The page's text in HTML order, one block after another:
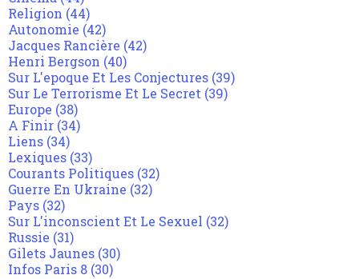
Religion (44)
Autonomie (42)
Jacques Rancière (42)
Henri Bergson (40)
Sur L'epoque Et Les Conjectures (39)
Sur Le Terrorisme Et Le Secret (39)
Europe (38)
A Finir (34)
Liens (34)
Lexiques (33)
Courants Politiques (32)
Guerre En Ukraine (32)
Pays (32)
Sur L'inconscient Et Le Sexuel (32)
Russie (31)
Gilets Jaunes (30)
Infos Paris 8 (30)